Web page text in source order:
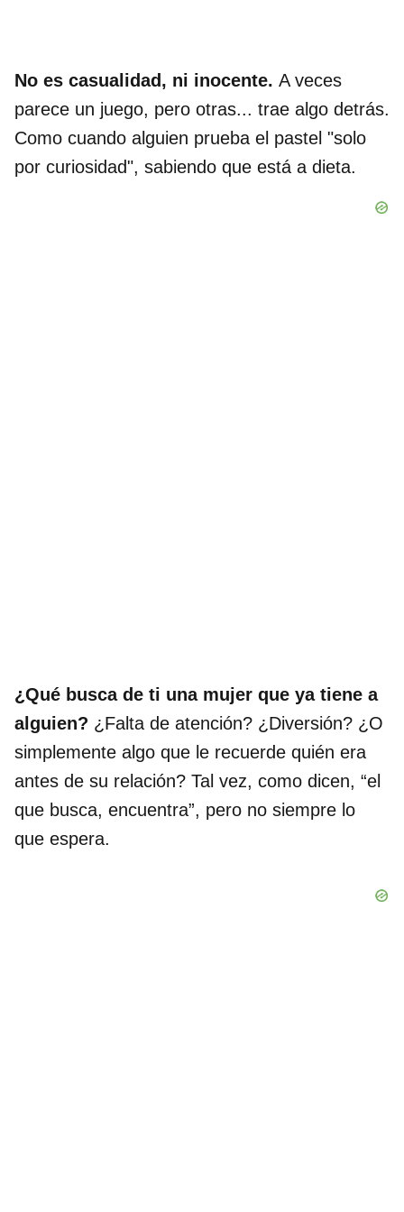
No es casualidad, ni inocente. A veces
parece un juego, pero otras... trae algo detrás.
Como cuando alguien prueba el pastel "solo
por curiosidad", sabiendo que está a dieta.
¿Qué busca de ti una mujer que ya tiene a
alguien? ¿Falta de atención? ¿Diversión? ¿O
simplemente algo que le recuerde quién era
antes de su relación? Tal vez, como dicen, “el
que busca, encuentra”, pero no siempre lo
que espera.